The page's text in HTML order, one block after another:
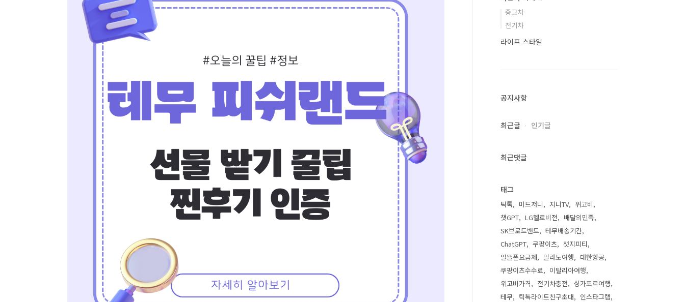
중고차
전기차
라이프 스타일
공지사항
최근글 인기글
최근댓글
태그
틱톡 미드저니 지니TV
위고비
챗GPT
LG헬로비전
배달의민족
SK브로드밴드
테무배송기간
ChatGPT
쿠팡이츠
챗지피티
알뜰폰요금제
밀라노여행
대한항공
쿠팡이츠수수료
이탈리아여행
위고비가격
전기차충전
싱가포르여행
테무
틱톡라이트친구초대
인스타그램